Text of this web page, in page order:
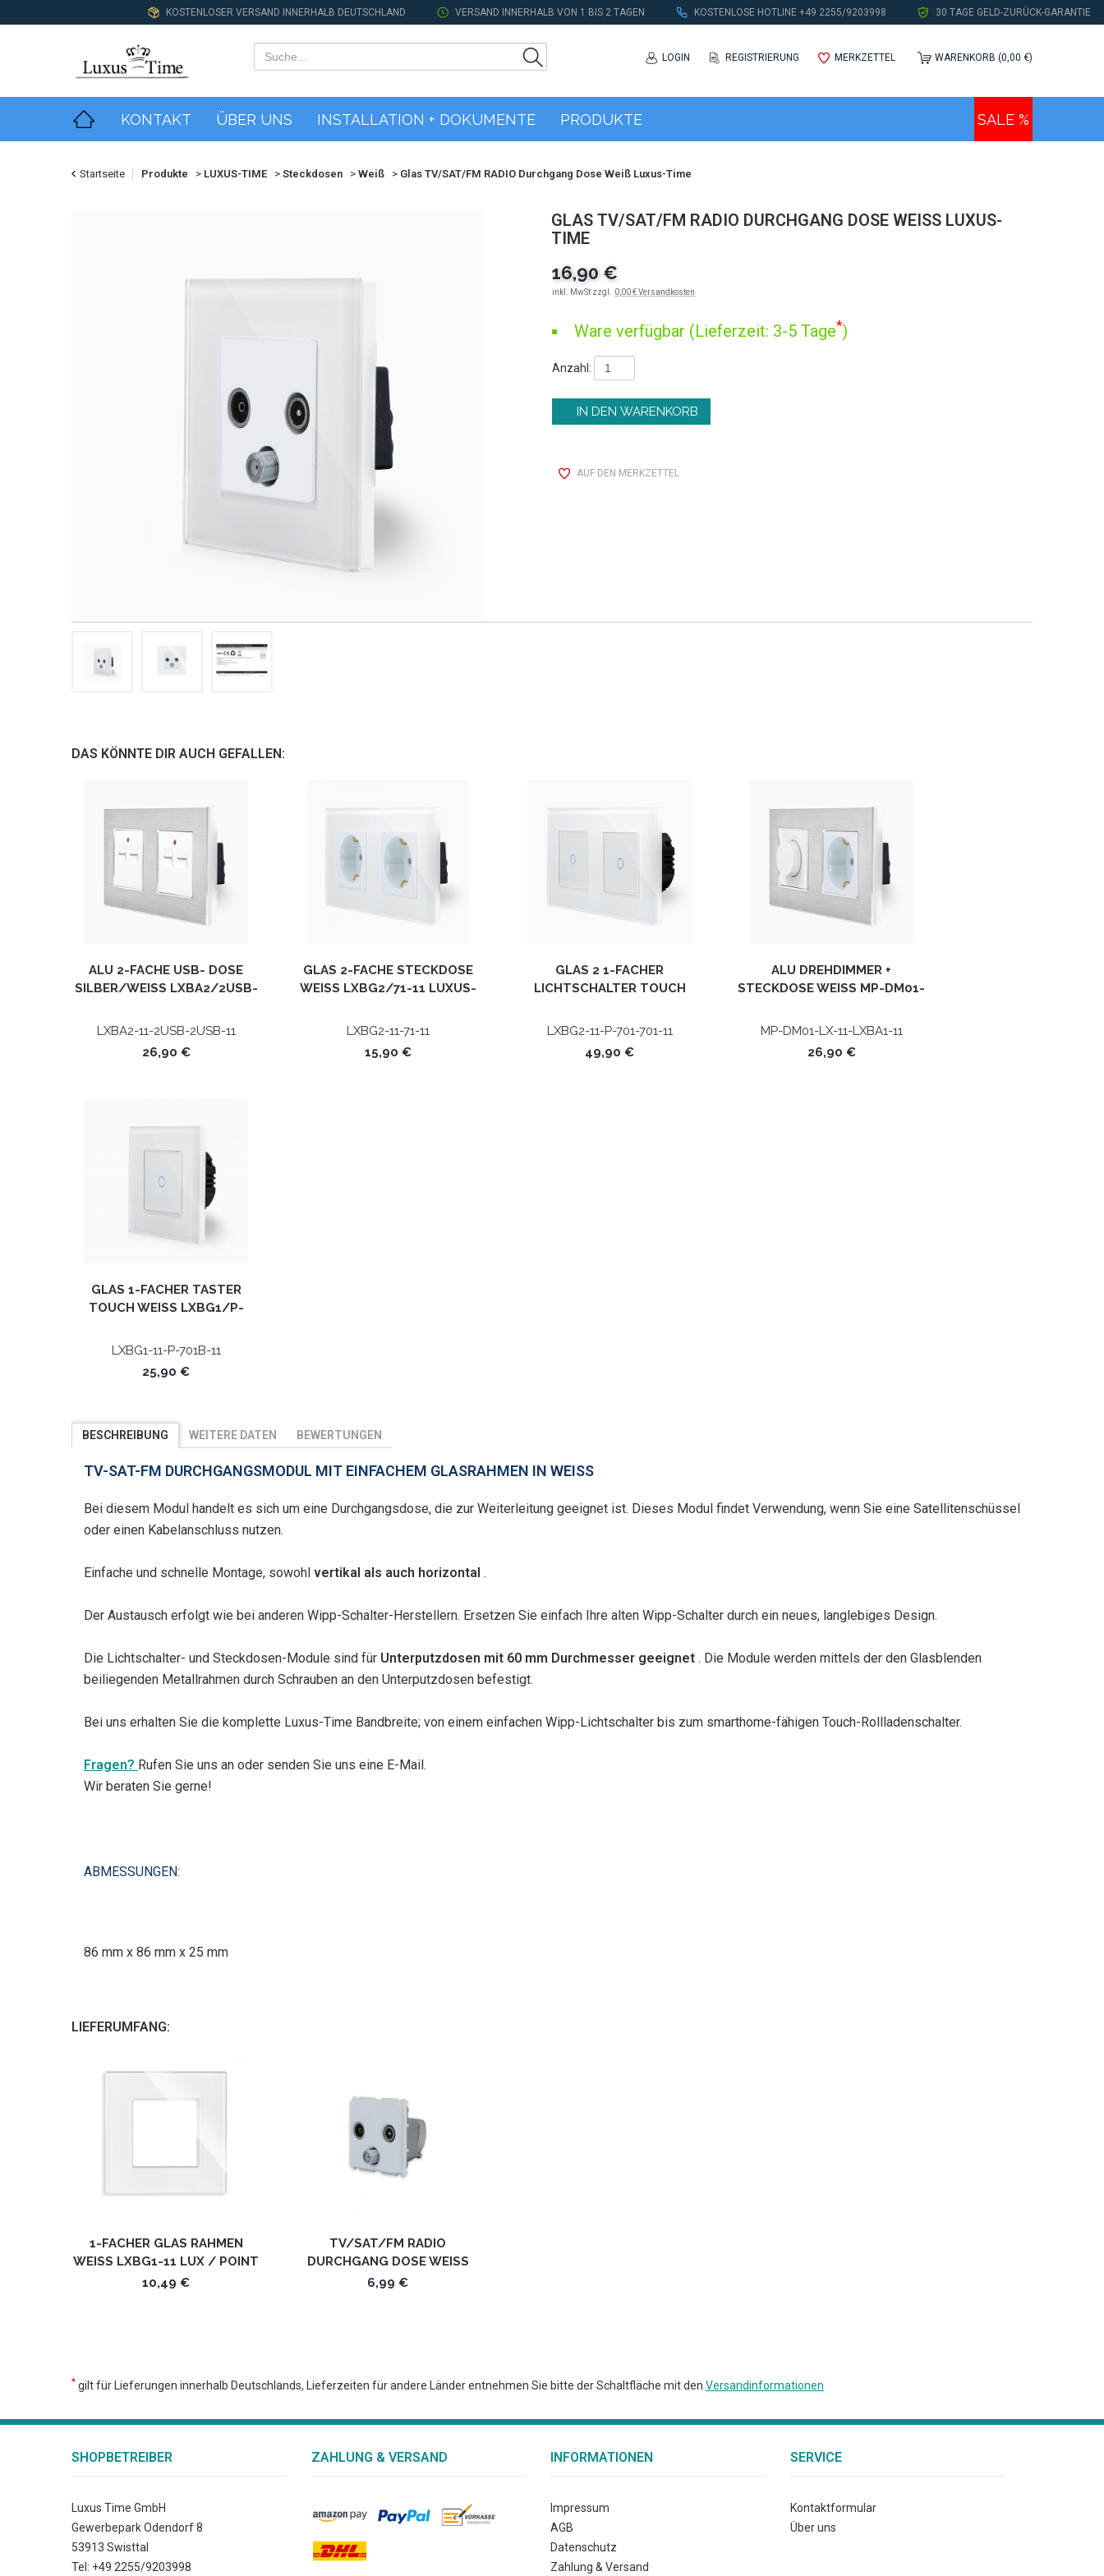
KOSTENLOSER VERSAND INNERHALB DEUTSCHLAND VERSAND INNERHALB VON 1 BIS 2 TAGEN KOSTENLOSE HOTLINE +49 2255/9203998 30 TAGE GELD-ZURÜCK-GARANTIE
LOGIN REGISTRIERUNG MERKZETTEL WARENKORB (0,00 €)
KONTAKT ÜBER UNS INSTALLATION + DOKUMENTE PRODUKTE SALE %
Startseite Produkte > LUXUS-TIME > Steckdosen > Weiß > Glas TV/SAT/FM RADIO Durchgang Dose Weiß Luxus-Time
GLAS TV/SAT/FM RADIO DURCHGANG DOSE WEISS LUXUS-T
IME
16,90 €
inkl. MwSt zzgl. 0,00 € Versandkosten
Ware verfügbar (Lieferzeit: 3-5 Tage*)
Anzahl:
AUF DEN MERKZETTEL
DAS KÖNNTE DIR AUCH GEFALLEN:
ALU 2-FACHE USB- DOSE
SILBER/WEISS LXBA2/2USB-2
LXBA2-11-2USB-2USB-11
26,90 €
GLAS 2-FACHE STECKDOSE
WEISS LXBG2/71-11 LUXUS-T
LXBG2-11-71-11
15,90 €
GLAS 2 1-FACHER
LICHTSCHALTER TOUCH
OINT
LXBG2-11-P-701-701-11
49,90 €
ALU DREHDIMMER +
STECKDOSE WEISS MP-DM01-L
MP-DM01-LX-11-LXBA1-11
26,90 €
GLAS 1-FACHER TASTER
TOUCH WEISS LXBG1/P-7
LXBG1-11-P-701B-11
25,90 €
BESCHREIBUNG WEITERE DATEN BEWERTUNGEN
TV-SAT-FM DURCHGANGSMODUL MIT EINFACHEM GLASRAHMEN IN WEISS
Bei diesem Modul handelt es sich um eine Durchgangsdose, die zur Weiterleitung geeignet ist. Dieses Modul findet Verwendung, wenn Sie eine Satellitenschüssel
oder einen Kabelanschluss nutzen.
Einfache und schnelle Montage, sowohl vertikal als auch horizontal .
Der Austausch erfolgt wie bei anderen Wipp-Schalter-Herstellern. Ersetzen Sie einfach Ihre alten Wipp-Schalter durch ein neues, langlebiges Design.
Die Lichtschalter- und Steckdosen-Module sind für Unterputzdosen mit 60 mm Durchmesser geeignet . Die Module werden mittels der den Glasblenden
beiliegenden Metallrahmen durch Schrauben an den Unterputzdosen befestigt.
Bei uns erhalten Sie die komplette Luxus-Time Bandbreite; von einem einfachen Wipp-Lichtschalter bis zum smarthome-fähigen Touch-Rollladenschalter.
Fragen? Rufen Sie uns an oder senden Sie uns eine E-Mail.
Wir beraten Sie gerne!
ABMESSUNGEN:
86 mm x 86 mm x 25 mm
LIEFERUMFANG:
1-FACHER GLAS RAHMEN
WEISS LXBG1-11 LUX / POINT /
KRONE LUXUS TIME
10,49 €
TV/SAT/FM RADIO
DURCHGANG DOSE WEISS L
UXUS-TIME
6,99 €
* gilt für Lieferungen innerhalb Deutschlands, Lieferzeiten für andere Länder entnehmen Sie bitte der Schaltfläche mit den Versandinformationen
SHOPBETREIBER
Luxus Time GmbH
Gewerbepark Odendorf 8
53913 Swisttal
Tel: +49 2255/9203998
ZAHLUNG & VERSAND INFORMATIONEN
Impressum
AGB
Datenschutz
Zahlung & Versand
SERVICE
Kontaktformular
Über uns